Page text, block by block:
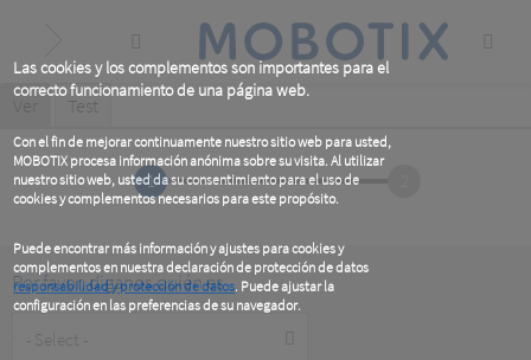
Las cookies y los complementos son importantes para el
correcto funcionamiento de una página web.
Con el fin de mejorar continuamente nuestro sitio web para usted,
MOBOTIX procesa información anónima sobre su visita. Al utilizar
nuestro sitio web, usted da su consentimiento para el uso de
cookies y complementos necesarios para este propósito.
Puede encontrar más información y ajustes para cookies y
complementos en nuestra declaración de protección de datos
responsabilidad y protección de datos. Puede ajustar la
configuración en las preferencias de su navegador.
content
Primary
tabs
Ver (active
Test
1
Por favor, diganos quién es
Type